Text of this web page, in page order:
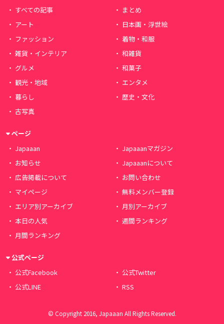
すべての記事
まとめ
アート
日本画・浮世絵
ファッション
着物・和服
雑貨・インテリア
和雑貨
グルメ
和菓子
観光・地域
エンタメ
暮らし
歴史・文化
古写真
ページ
Japaaan
Japaaanマガジン
お知らせ
Japaaanについて
広告掲載について
お問い合わせ
マイページ
無料メンバー登録
エリア別アーカイブ
月別アーカイブ
本日の人気
週間ランキング
月間ランキング
公式ページ
公式Facebook
公式Twitter
公式LINE
RSS
© Copyright 2016, Japaaan All Rights Reserved.